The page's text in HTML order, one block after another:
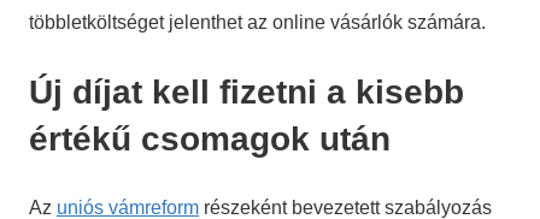
többletköltséget jelenthet az online vásárlók számára.
Új díjat kell fizetni a kisebb
értékű csomagok után
Az uniós vámreform részeként bevezetett szabályozás